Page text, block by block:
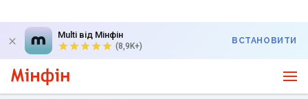
Multi від Мінфін
(8,9K+)
ВСТАНОВИТИ